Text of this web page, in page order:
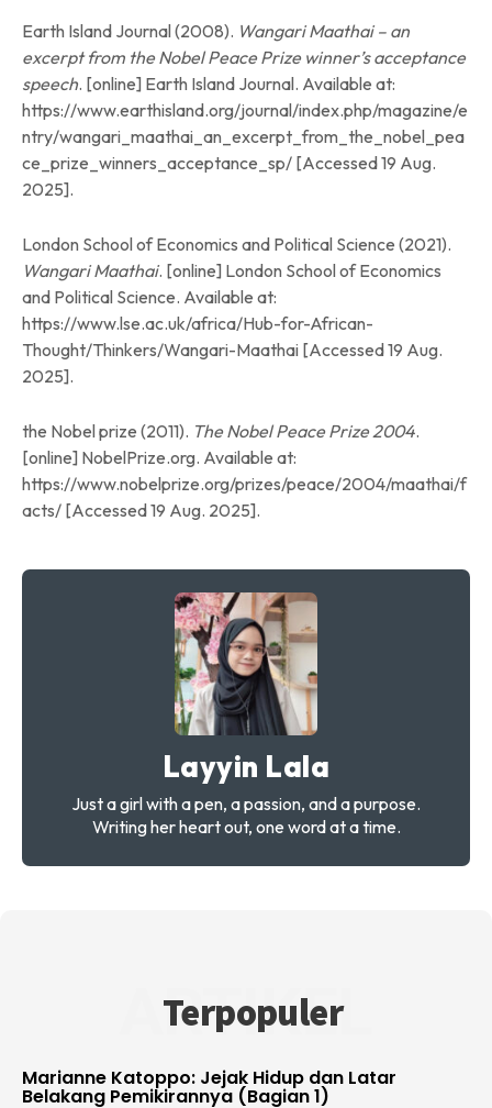
Earth Island Journal (2008). Wangari Maathai – an
excerpt from the Nobel Peace Prize winner’s acceptance
speech. [online] Earth Island Journal. Available at:
https://www.earthisland.org/journal/index.php/magazine/e
ntry/wangari_maathai_an_excerpt_from_the_nobel_pea
ce_prize_winners_acceptance_sp/ [Accessed 19 Aug.
2025].
London School of Economics and Political Science (2021).
Wangari Maathai. [online] London School of Economics
and Political Science. Available at:
https://www.lse.ac.uk/africa/Hub-for-African-
Thought/Thinkers/Wangari-Maathai [Accessed 19 Aug.
2025].
the Nobel prize (2011). The Nobel Peace Prize 2004.
[online] NobelPrize.org. Available at:
https://www.nobelprize.org/prizes/peace/2004/maathai/f
acts/ [Accessed 19 Aug. 2025].
Layyin Lala
Just a girl with a pen, a passion, and a purpose.
Writing her heart out, one word at a time.
Terpopuler
ARTIKEL
Marianne Katoppo: Jejak Hidup dan Latar
Belakang Pemikirannya (Bagian 1)